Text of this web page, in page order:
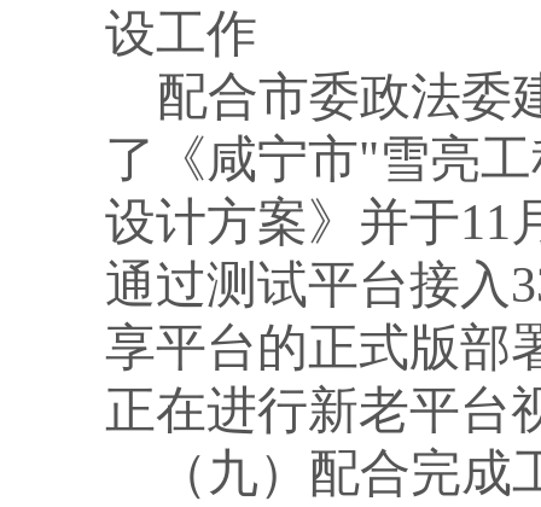
设工作
配合市委政法委
了《咸宁市"雪亮
设计方案》并于11
通过测试平台接入
享平台的正式版部
正在进行新老平台
（九）配合完